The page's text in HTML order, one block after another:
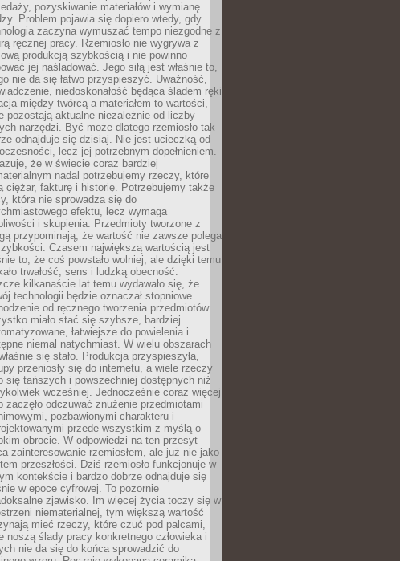
pozyskiwanie materiałów i wymianę
Problem pojawia się dopiero wtedy, gdy
zaczyna wymuszać tempo niezgodne z
ręcznej pracy. Rzemiosło nie wygrywa z
produkcją szybkością i nie powinno
jej naśladować. Jego siłą jest właśnie to,
nie da się łatwo przyspieszyć. Uważność,
niedoskonałość będąca śladem ręki
między twórcą a materiałem to wartości,
pozostają aktualne niezależnie od liczby
narzędzi. Być może dlatego rzemiosło tak
odnajduje się dzisiaj. Nie jest ucieczką od
lecz jej potrzebnym dopełnieniem.
że w świecie coraz bardziej
nadal potrzebujemy rzeczy, które
ciężar, fakturę i historię. Potrzebujemy także
która nie sprowadza się do
efektu, lecz wymaga
i skupienia. Przedmioty tworzone z
przypominają, że wartość nie zawsze polega
Czasem największą wartością jest
to, że coś powstało wolniej, ale dzięki temu
trwałość, sens i ludzką obecność.
kilkanaście lat temu wydawało się, że
technologii będzie oznaczał stopniowe
od ręcznego tworzenia przedmiotów.
miało stać się szybsze, bardziej
łatwiejsze do powielenia i
niemal natychmiast. W wielu obszarach
się stało. Produkcja przyspieszyła,
przeniosły się do internetu, a wiele rzeczy
się tańszych i powszechniej dostępnych niż
wcześniej. Jednocześnie coraz więcej
zaczęło odczuwać znużenie przedmiotami
pozbawionymi charakteru i
przede wszystkim z myślą o
obrocie. W odpowiedzi na ten przesyt
zainteresowanie rzemiosłem, ale już nie jako
przeszłości. Dziś rzemiosło funkcjonuje w
kontekście i bardzo dobrze odnajduje się
w epoce cyfrowej. To pozornie
zjawisko. Im więcej życia toczy się w
niematerialnej, tym większą wartość
mieć rzeczy, które czuć pod palcami,
noszą ślady pracy konkretnego człowieka i
nie da się do końca sprowadzić do